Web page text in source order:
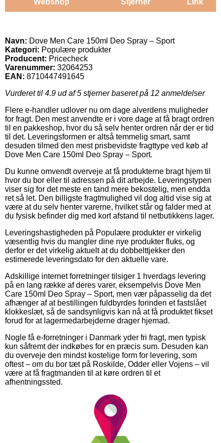
Navn: Dove Men Care 150ml Deo Spray – Sport
Kategori: Populære produkter
Producent: Pricecheck
Varenummer: 32064253
EAN: 8710447491645
Vurderet til 4.9 ud af 5 stjerner baseret på 12 anmeldelser
Flere e-handler udlover nu om dage alverdens muligheder
for fragt. Den mest anvendte er i vore dage at få bragt ordren
til en pakkeshop, hvor du så selv henter ordren når der er tid
til det. Leveringsformen er altså temmelig smart, samt
desuden tilmed den mest prisbevidste fragttype ved køb af
Dove Men Care 150ml Deo Spray – Sport.
Du kunne omvendt overveje at få produkterne bragt hjem til
hvor du bor eller til adressen på dit arbejde. Leveringstypen
viser sig for det meste en tand mere bekostelig, men endda
ret så let. Den billigste fragtmulighed vil dog altid vise sig at
være at du selv henter varerne, hvilket står og falder med at
du fysisk befinder dig med kort afstand til netbutikkens lager.
Leveringshastigheden på Populære produkter er virkelig
væsentlig hvis du mangler dine nye produkter fluks, og
derfor er det virkelig aktuelt at du dobbelttjekker den
estimerede leveringsdato for den aktuelle vare.
Adskillige internet forretninger tilsiger 1 hverdags levering
på en lang række af deres varer, eksempelvis Dove Men
Care 150ml Deo Spray – Sport, men vær påpasselig da det
afhænger af at bestillingen fuldbyrdes forinden et fastslået
klokkeslæt, så de sandsynligvis kan nå at få produktet fikset
forud for at lagermedarbejderne drager hjemad.
Nogle få e-forretninger i Danmark yder fri fragt, men typisk
kun såfremt der indkøbes for en præcis sum. Desuden kan
du overveje den mindst kostelige form for levering, som
oftest – om du bor tæt på Roskilde, Odder eller Vojens – vil
være at få fragtmanden til at køre ordren til et
afhentningssted.